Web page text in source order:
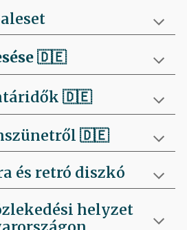
🇩🇪
🇩🇪
🇩🇪
és retró diszkó
helyzet